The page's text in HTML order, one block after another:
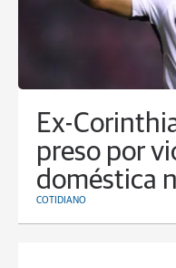
Ex-
preso por
doméstica
COTIDIANO